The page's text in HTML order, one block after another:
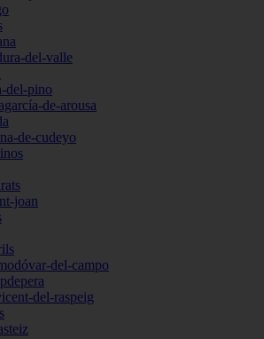
del-valle
del-pino
de-arousa
de-cudeyo
joan
del-campo
del-raspeig